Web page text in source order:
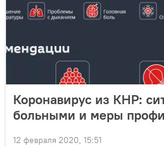
Коронавирус из КНР:
больными и меры
12 февраля 2020, 15:51